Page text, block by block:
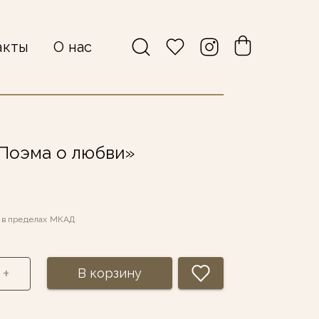
О нас
о любви»
в пределах МКАД
+ В корзину